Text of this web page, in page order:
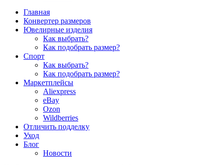
Главная
Конвертер размеров
Ювелирные изделия
Как выбрать?
Как подобрать размер?
Спорт
Как выбрать?
Как подобрать размер?
Маркетплейсы
Aliexpress
eBay
Ozon
Wildberries
Отличить подделку
Уход
Блог
Новости